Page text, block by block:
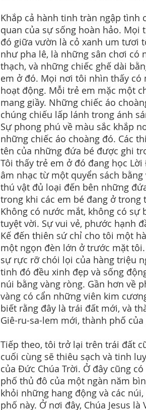
Khắp cả hành tinh tràn ngập tình
quan của sự sống hoàn hảo. Mọi
đó giữa vườn là cỏ xanh um tươi
như pha lê, là những sân chơi có
thạch, và những chiếc ghế dài
em ở đó. Mọi nơi tôi nhìn thấy có
hoạt động. Mỗi trẻ em mặc một
mang giầy. Những chiếc áo
chúng chiếu lấp lánh trong ánh
Sự phong phú về màu sắc khắp
những chiếc áo choàng đó. Các
tên của những đứa bé được ghi
Tôi thấy trẻ em ở đó đang học
âm nhạc từ một quyển sách
thú vật đủ loại đến bên những
trong khi các em bé đang ở
Không có nước mắt, không có sự
tuyệt vời. Sự vui vẻ, phước hạnh
Kế đến thiên sứ chỉ cho tôi một
một ngọn đèn lớn ở trước mặt
sự rực rỡ chói lọi của hàng triệu
tinh đó đều xinh đẹp và sống
núi bằng vàng ròng. Gần hơn về
vàng có cẩn những viên kim
biết rằng đây là trái đất mới, và
Giê-ru-sa-lem mới, thành phố
Tiếp theo, tôi trở lại trên trái đất
cuối cùng sẽ thiêu sạch và tinh
của Đức Chúa Trời. Ở đây cũng
phố thủ đô của một ngàn năm
khỏi những hang động và các
phố này. Ở nơi đây, Chúa Jesus